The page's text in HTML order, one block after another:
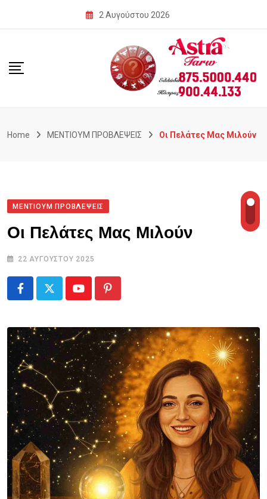
2 Αυγούστου 2026
Home ΜΕΝΤΙΟΥΜ ΠΡΟΒΛΕΨΕΙΣ Οι Πελάτες Μας Μιλούν
ΜΕΝΤΙΟΥΜ ΠΡΟΒΛΕΨΕΙΣ
Οι Πελάτες Μας Μιλούν
22 ΑΥΓΟΎΣΤΟΥ 2025
YoutubePinterest